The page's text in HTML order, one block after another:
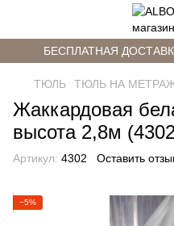
БЕСПЛАТНАЯ
ТЮЛЬ ТЮЛЬ НА
Жаккардовая
высота 2,8м
Артикул: 4302 Оставить
−5%